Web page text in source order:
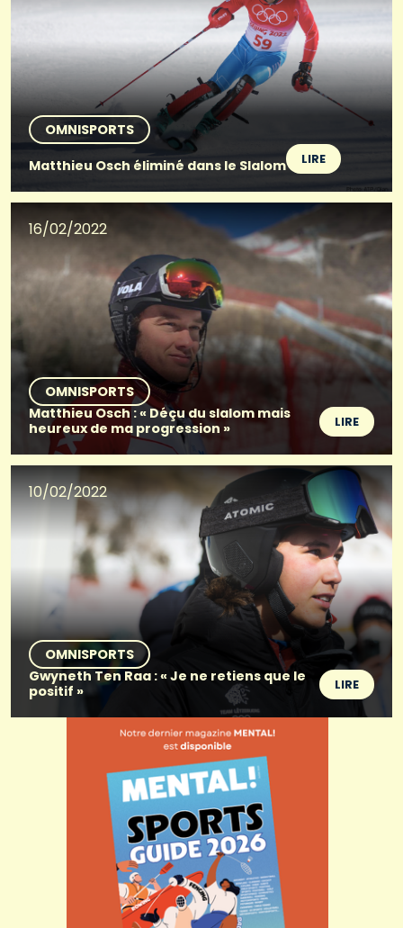
OMNISPORTS
Matthieu Osch éliminé dans le Slalom
LIRE
16/02/2022
OMNISPORTS
Matthieu Osch : « Déçu du slalom mais
heureux de ma progression »
LIRE
10/02/2022
OMNISPORTS
Gwyneth Ten Raa : « Je ne retiens que le
positif »
LIRE